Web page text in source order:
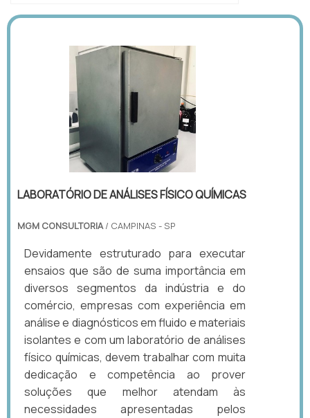
LABORATÓRIO DE ANÁLISES FÍSICO QUÍMICAS
MGM CONSULTORIA/ CAMPINAS - SP
Devidamente estruturado para executar
ensaios que são de suma importância em
diversos segmentos da indústria e do
comércio, empresas com experiência em
análise e diagnósticos em fluido e materiais
isolantes e com um laboratório de análises
físico químicas, devem trabalhar com muita
dedicação e competência ao prover
soluções que melhor atendam às
necessidades apresentadas pelos